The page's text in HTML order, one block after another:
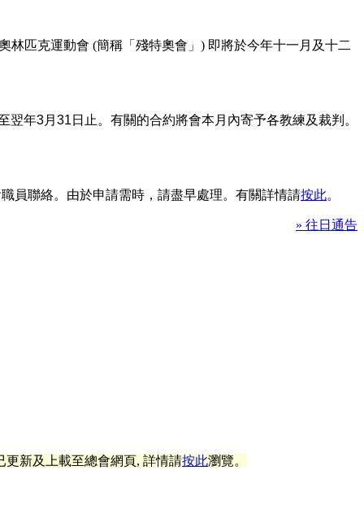
林匹克運動會 (簡稱「殘特奧會」) 即將於今年十一月及十二
翌年3月 31日止。有關的合約將會本月內寄予各教練及裁判。
員聯絡。由於申請需時，請盡早處理。有關詳情請按此。
» 往日通告
更新及上載至總會網頁, 詳情請按此瀏覽。